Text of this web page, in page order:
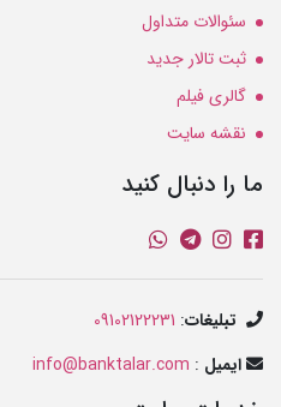
سئوالات متداول
ثبت تالار جدید
گالری فیلم
نقشه سایت
ما را دنبال کنید
تبلیغات:
09102122231
ایمیل :
info@banktalar.com